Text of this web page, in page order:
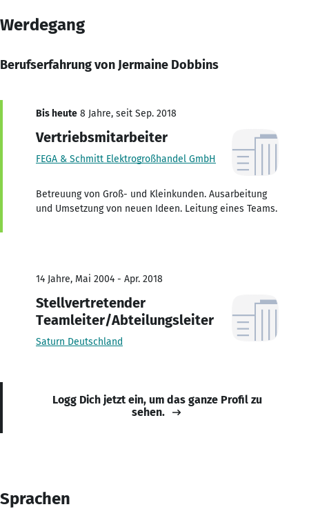
Werdegang
Berufserfahrung von Jermaine Dobbins
Bis heute 8 Jahre, seit Sep. 2018
Vertriebsmitarbeiter
FEGA & Schmitt Elektrogroßhandel GmbH
Betreuung von Groß- und Kleinkunden. Ausarbeitung
und Umsetzung von neuen Ideen. Leitung eines Teams.
14 Jahre, Mai 2004 - Apr. 2018
Stellvertretender
Teamleiter/Abteilungsleiter
Saturn Deutschland
Logg Dich jetzt ein, um das ganze Profil zu
sehen.
Sprachen